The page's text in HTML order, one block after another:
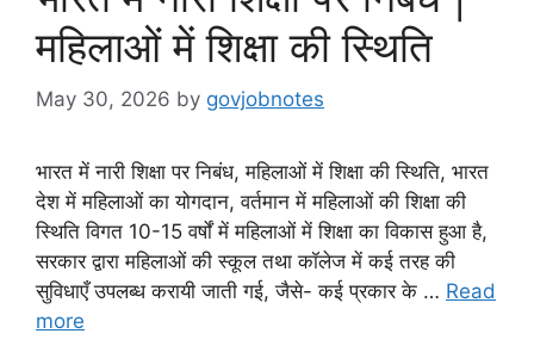
महिलाओं में शिक्षा की स्थिति
May 30, 2026 by govjobnotes
भारत में नारी शिक्षा पर निबंध, महिलाओं में शिक्षा की स्थिति, भारत
देश में महिलाओं का योगदान, वर्तमान में महिलाओं की शिक्षा की
स्थिति विगत 10-15 वर्षों में महिलाओं में शिक्षा का विकास हुआ है,
सरकार द्वारा महिलाओं की स्कूल तथा कॉलेज में कई तरह की
सुविधाएँ उपलब्ध करायी जाती गई, जैसे- कई प्रकार के … Read
more